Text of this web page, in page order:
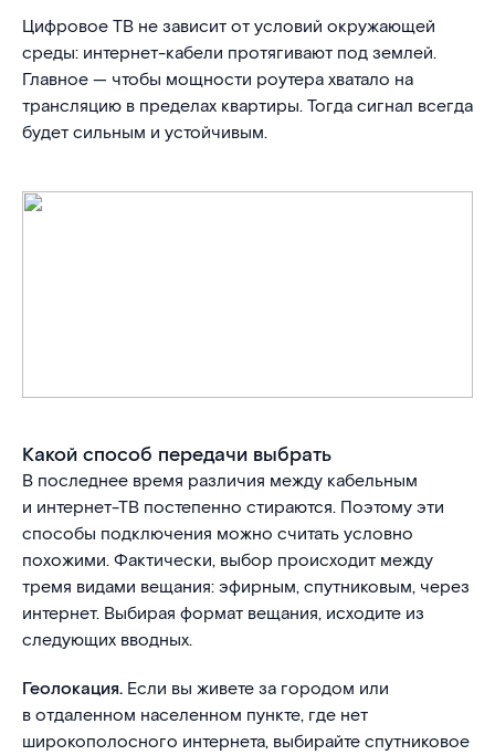
Цифровое ТВ не зависит от условий окружающей
среды: интернет-кабели протягивают под землей.
Главное — чтобы мощности роутера хватало на
трансляцию в пределах квартиры. Тогда сигнал всегда
будет сильным и устойчивым.
Какой способ передачи выбрать
В последнее время различия между кабельным
и интернет-ТВ постепенно стираются. Поэтому эти
способы подключения можно считать условно
похожими. Фактически, выбор происходит между
тремя видами вещания: эфирным, спутниковым, через
интернет. Выбирая формат вещания, исходите из
следующих вводных.
Геолокация. Если вы живете за городом или
в отдаленном населенном пункте, где нет
широкополосного интернета, выбирайте спутниковое